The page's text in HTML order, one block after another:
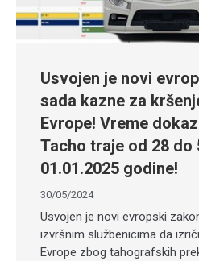
Usvojen je novi
sada kazne za
Evrope! Vreme
Tacho traje od 28 do
01.01.2025 godine!
30/05/2024
Usvojen je novi evropski
izvršnim službenicima da
Evrope zbog tahografskih